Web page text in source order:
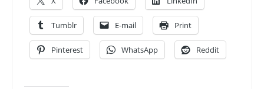
Tumblr E-mail Print
Pinterest WhatsApp Reddit